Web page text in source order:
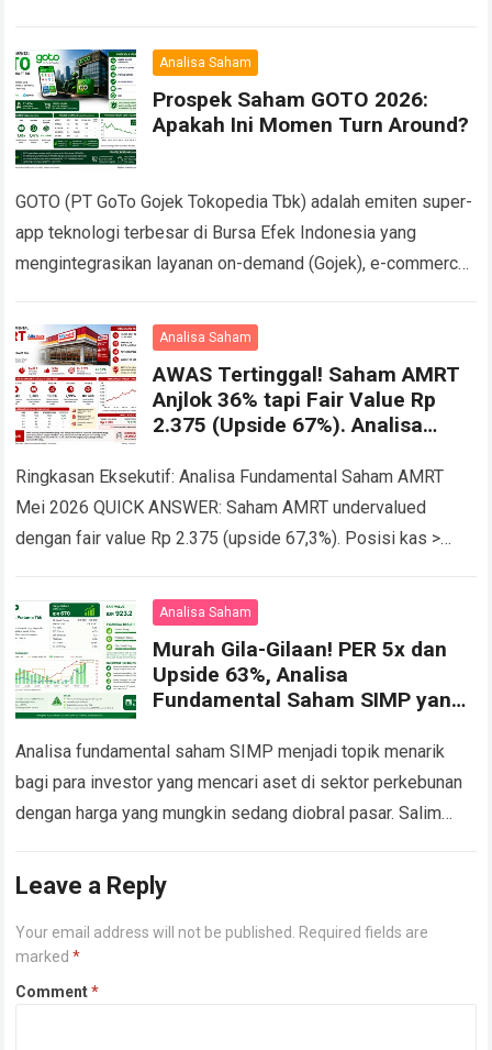
Analisa Saham
Prospek Saham GOTO 2026:
Apakah Ini Momen Turn Around?
GOTO (PT GoTo Gojek Tokopedia Tbk) adalah emiten super-
app teknologi terbesar di Bursa Efek Indonesia yang
mengintegrasikan layanan on-demand (Gojek), e-commerce
Rp53 triliun…Read more
Analisa Saham
AWAS Tertinggal! Saham AMRT
Anjlok 36% tapi Fair Value Rp
2.375 (Upside 67%). Analisa
Ringkasan Eksekutif: Analisa Fundamental Saham AMRT
Mei 2026 QUICK ANSWER: Saham AMRT undervalued
dengan fair value Rp 2.375 (upside 67,3%). Posisi kas >
Analisa Saham
Murah Gila-Gilaan! PER 5x dan
Upside 63%, Analisa
Fundamental Saham SIMP yang
Analisa fundamental saham SIMP menjadi topik menarik
bagi para investor yang mencari aset di sektor perkebunan
dengan harga yang mungkin sedang diobral pasar. Salim
Leave a Reply
Your email address will not be published. Required fields are
marked*
Comment*